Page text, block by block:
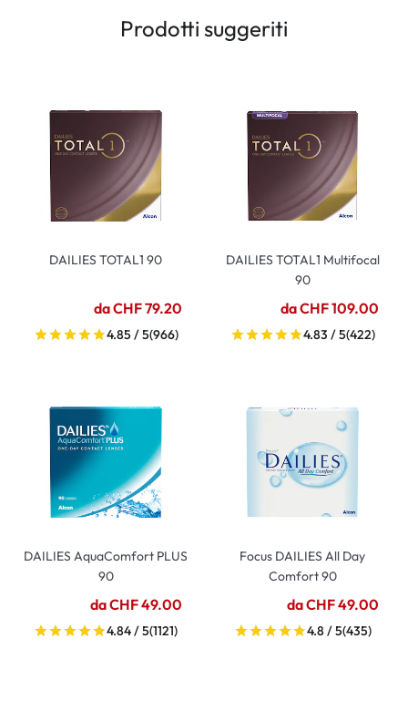
Prodotti suggeriti
DAILIES TOTAL1 90
da CHF 79.20
4.85 / 5(966)
DAILIES TOTAL1 Multifocal
90
da CHF 109.00
4.83 / 5(422)
DAILIES AquaComfort PLUS
90
da CHF 49.00
4.84 / 5(1121)
Focus DAILIES All Day
Comfort 90
da CHF 49.00
4.8 / 5(435)